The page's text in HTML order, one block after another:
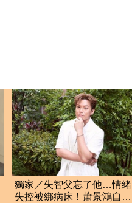
獨家／失智父忘了他…情緒
失控被綁病床！蕭景鴻自責